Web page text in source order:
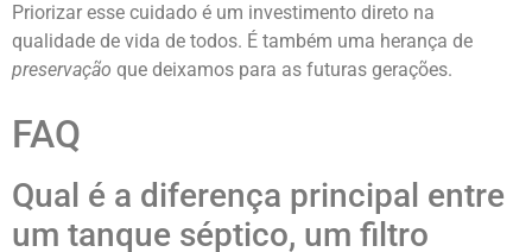
Priorizar esse cuidado é um investimento direto na
qualidade de vida de todos. É também uma herança de
preservação que deixamos para as futuras gerações.
FAQ
Qual é a diferença principal entre
um tanque séptico, um filtro